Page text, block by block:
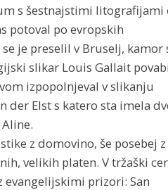
s šestnajstimi litografijami
potoval po evropskih
je preselil v Bruselj, kamor
slikar Louis Gallait
izpopolnjeval v slikanju
der Elst s katero sta imela
z domovino, še posebej z
velikih platen. V tržaški
evangelijskimi prizori: San